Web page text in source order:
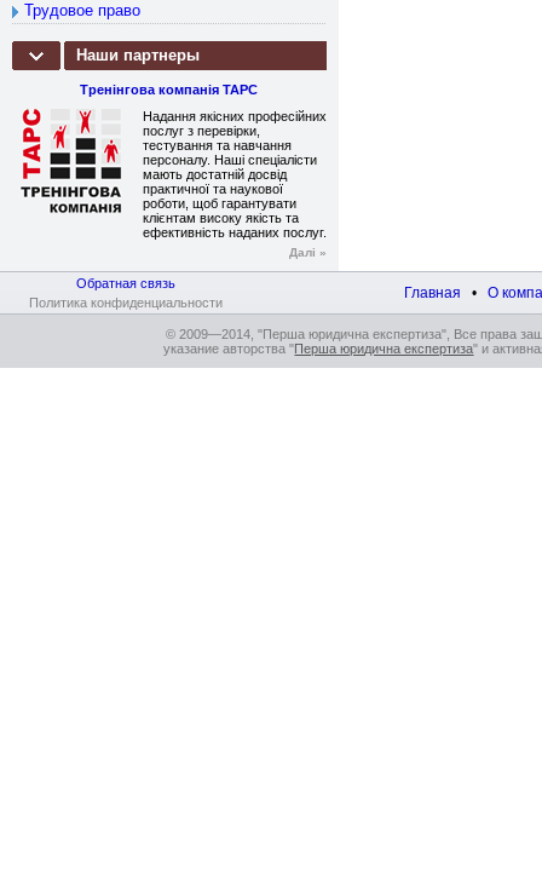
Трудовое право
Наши партнеры
Тренінгова компанія ТАРС
Надання якісних професійних
послуг з перевірки,
тестування та навчання
персоналу. Наші спеціалісти
мають достатній досвід
практичної та наукової
роботи, щоб гарантувати
клієнтам високу якість та
ефективність наданих послуг.
Далі »
Обратная связь
Политика конфиденциальности
Главная •О
© 2009—2014, "Перша юридична експертиза", Все права
указание авторства "Перша юридична експертиза" и